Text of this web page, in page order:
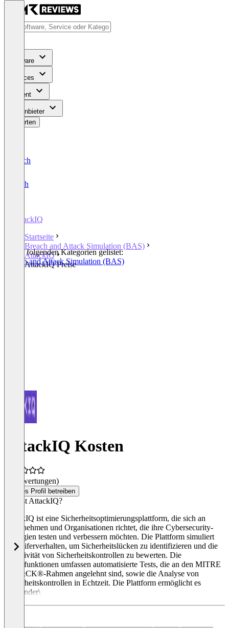
Software
Services
Content
Für Anbieter
Bewerten
Deutsch
English
AttackIQ
Startseite
Breach and Attack Simulation (BAS)
AttackIQ
AttackIQ Preise
In den folgenden Kategorien gelistet:
Breach and Attack Simulation (BAS)
AttackIQ Kosten
(0 Bewertungen)
Dieses Profil betreiben
Was ist AttackIQ?
AttackIQ ist eine Sicherheitsoptimierungsplattform, die sich an
Unternehmen und Organisationen richtet, die ihre Cybersecurity-
Strategien testen und verbessern möchten. Die Plattform simuliert
Angreiferverhalten, um Sicherheitslücken zu identifizieren und die
Effektivität von Sicherheitskontrollen zu bewerten. Die
Hauptfunktionen umfassen automatisierte Tests, die an den MITRE
ATT&CK®-Rahmen angelehnt sind, sowie die Analyse von
Sicherheitskontrollen in Echtzeit. Die Plattform ermöglicht es
Anwender\